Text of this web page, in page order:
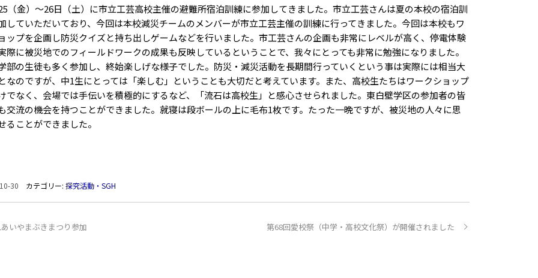
金）～26日（土）に市立工芸高校主催の避難所宿泊訓練に参加してきました。市立工芸さんは夏の本校の宿泊訓
していただいており、今回は本校減災チームのメンバーが市立工芸主催の訓練に行ってきました。今回は本校もワ
ップを企画し防災クイズと持ち出しゲームなどを行いました。市工芸さんの企画も非常にレベルが高く、停電体験
際に被災地でのフィールドワークの成果も反映しているということで、我々にとっても非常に勉強になりました。
部の生徒も多く参加し、終始楽しげな様子でした。防災・減災活動を長期間行っていくという事は実際には相当大
なのですが、中1生にとっては「楽しむ」ということも大切だと考えています。また、高校生たちはワークショップ
でなく、会場では手伝いを積極的にするなど、「流石は高校生」と感心させられました。東白壁学区の参加者の皆
交流の機会を持つことができました。就寝は段ボールの上に毛布1枚です。たった一晩ですが、被災地の人々に思
ることができました。
30 カテゴリー: 探究活動・SGH
いやまぶきまつり参加 第68回愛校祭（中学・高校文化祭）が開催されました